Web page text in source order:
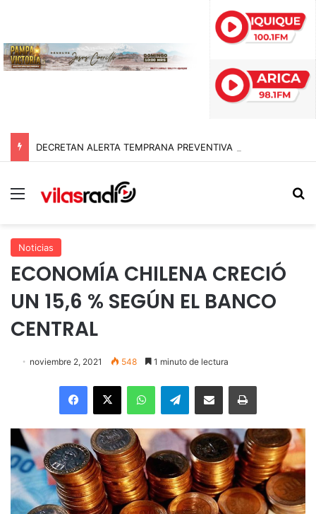
Menú
Noticias
ECONOMÍA CHILENA CRECIÓ
UN 15,6 % SEGÚN EL BANCO
CENTRAL
noviembre 2, 2021 548 1 minuto de lectura
Facebook
X WhatsAppTelegramEnviar vía email Imprimir